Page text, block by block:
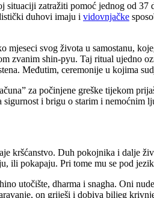
zatražiti pomoć jednog od 37
duhovi imaju i vidovnjačke
svog života u samostanu,
zvanim shin-pyu. Taj ritual ujedno
Međutim, ceremonije u kojima
za počinjene greške tijekom
i brigu o starim i nemoćnim
kršćanstvo. Duh pokojnika i dalje
ili pokapaju. Pri tome mu se pod
utočište, dharma i snagha. Oni
on griješi i dobiva biljeg